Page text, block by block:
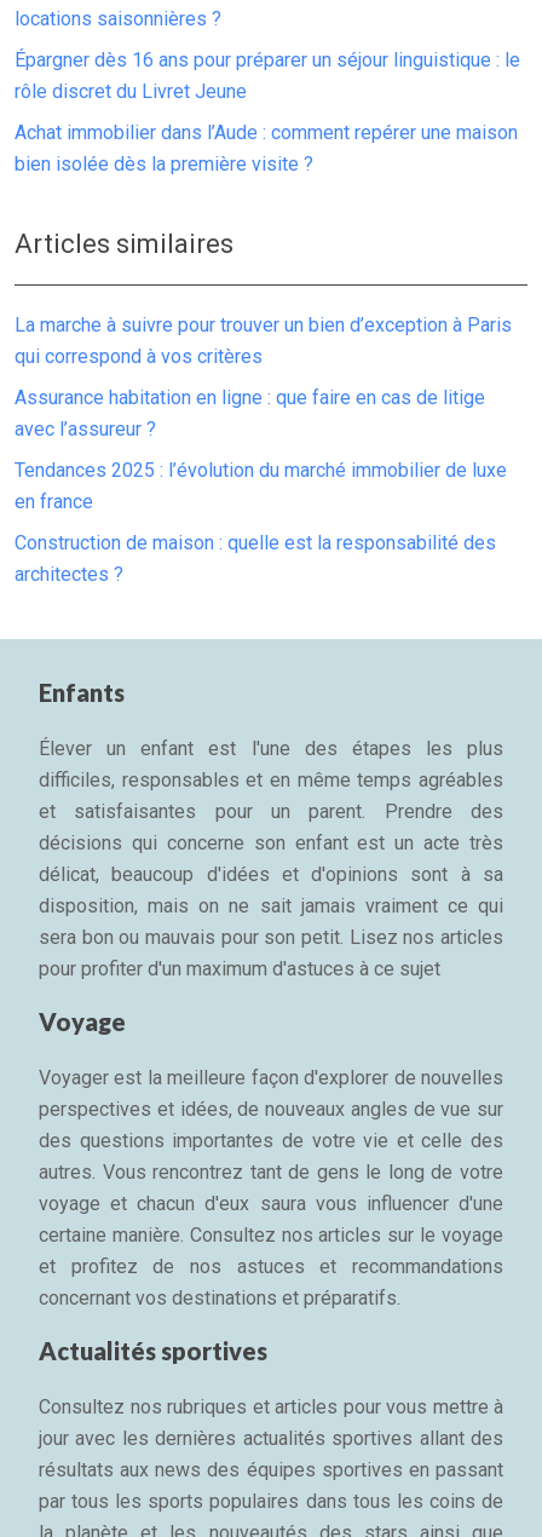
locations saisonnières ?
Épargner dès 16 ans pour préparer un séjour linguistique : le
rôle discret du Livret Jeune
Achat immobilier dans l’Aude : comment repérer une maison
bien isolée dès la première visite ?
Articles similaires
La marche à suivre pour trouver un bien d’exception à Paris
qui correspond à vos critères
Assurance habitation en ligne : que faire en cas de litige
avec l’assureur ?
Tendances 2025 : l’évolution du marché immobilier de luxe
en france
Construction de maison : quelle est la responsabilité des
architectes ?
Enfants
Élever un enfant est l'une des étapes les plus
difficiles, responsables et en même temps agréables
et satisfaisantes pour un parent. Prendre des
décisions qui concerne son enfant est un acte très
délicat, beaucoup d'idées et d'opinions sont à sa
disposition, mais on ne sait jamais vraiment ce qui
sera bon ou mauvais pour son petit. Lisez nos articles
pour profiter d'un maximum d'astuces à ce sujet
Voyage
Voyager est la meilleure façon d'explorer de nouvelles
perspectives et idées, de nouveaux angles de vue sur
des questions importantes de votre vie et celle des
autres. Vous rencontrez tant de gens le long de votre
voyage et chacun d'eux saura vous influencer d'une
certaine manière. Consultez nos articles sur le voyage
et profitez de nos astuces et recommandations
concernant vos destinations et préparatifs.
Actualités sportives
Consultez nos rubriques et articles pour vous mettre à
jour avec les dernières actualités sportives allant des
résultats aux news des équipes sportives en passant
par tous les sports populaires dans tous les coins de